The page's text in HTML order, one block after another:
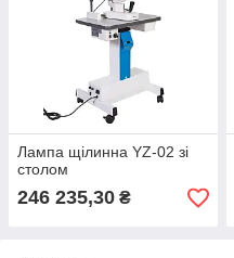
Лампа щілинна YZ-02 зі
столом
246 235,30 ₴